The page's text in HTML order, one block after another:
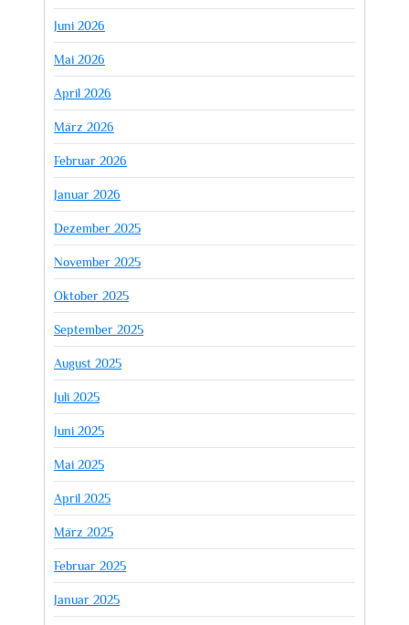
Juni 2026
Mai 2026
April 2026
März 2026
Februar 2026
Januar 2026
Dezember 2025
November 2025
Oktober 2025
September 2025
August 2025
Juli 2025
Juni 2025
Mai 2025
April 2025
März 2025
Februar 2025
Januar 2025